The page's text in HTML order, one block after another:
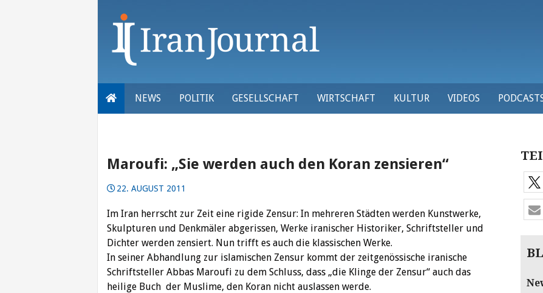
NEWS POLITIK GESELLSCHAFT WIRTSCHAFT KULTUR VIDEOS
Maroufi: „Sie werden auch den Koran zensieren“
22. AUGUST 2011
Im Iran herrscht zur Zeit eine rigide Zensur: In mehreren Städten werden Kunstwerke,
Skulpturen und Denkmäler abgerissen, Werke iranischer Historiker, Schriftsteller und
Dichter werden zensiert. Nun trifft es auch die klassischen Werke.
In seiner Abhandlung zur islamischen Zensur kommt der zeitgenössische iranische
Schriftsteller Abbas Maroufi zu dem Schluss, dass „die Klinge der Zensur“ auch das
heilige Buch der Muslime, den Koran nicht auslassen werde.